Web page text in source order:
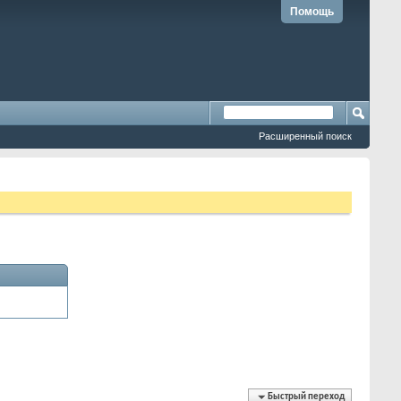
Помощь
Расширенный поиск
Быстрый переход